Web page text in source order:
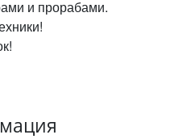
и прорабами.